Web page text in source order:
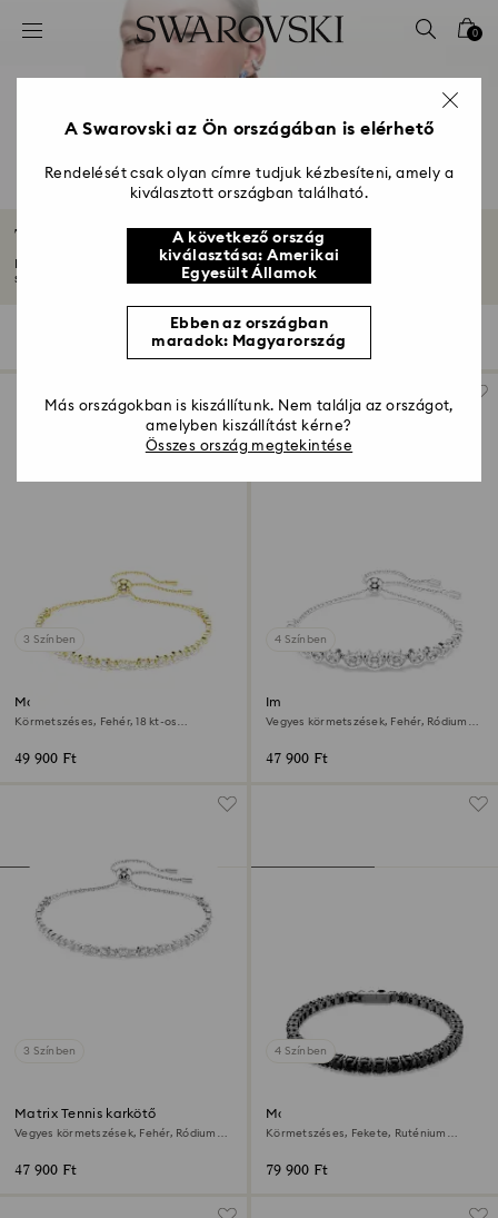
Hozzáférési-kulcs lista
2 - Lábléc
3 – Szűrés
4 - keresési találat
0
Teniszkarkötők
Ikonikus teniszkarkötőink az időtlen eleganciát testesítik meg. Egyetlen
szálra...
szűrő
szűrő Rendezési szempont
Rendezési
szempont
3 Színben
Matrix karkötő
Körmetszéses, Fehér, 18 kt-os
49 900 Ft
4 Színben
Imber karkötő
Vegyes körmetszések, Fehér, Ródium
47 900 Ft
3 Színben
Matrix Tennis karkötő
Vegyes körmetszések, Fehér, Ródium
47 900 Ft
4 Színben
Matrix Tennis karkötő
Körmetszéses, Fekete, Ruténium
79 900 Ft
A Swarovski az Ön országában is elérhető
Rendelését csak olyan címre tudjuk kézbesíteni, amely a
kiválasztott országban található.
A következő ország
kiválasztása: Amerikai
Egyesült Államok
Ebben az országban
maradok: Magyarország
Más országokban is kiszállítunk. Nem találja az országot,
amelyben kiszállítást kérne?
Összes ország megtekintése